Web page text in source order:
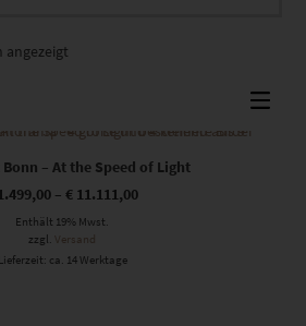
angezeigt
Dieses Produkt weist mehrere Varianten auf. Die Optionen können auf der Produktseite gewählt werden
– At the Speed of Light
– € 11.111,00
Enthält 19% Mwst.
zzgl. Versand
Lieferzeit: ca. 14 Werktage